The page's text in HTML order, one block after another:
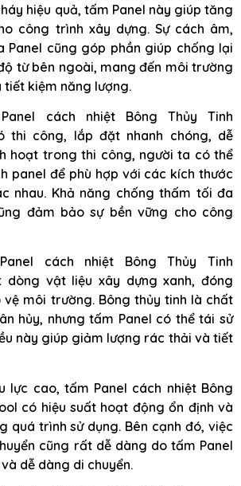
hiệu quả, tấm Panel này giúp tăng
công trình xây dựng. Sự cách âm,
Panel cũng góp phần giúp chống lại
từ bên ngoài, mang đến môi trường
kiệm năng lượng.
cách nhiệt Bông Thủy Tinh
thi công, lắp đặt nhanh chóng, dễ
hoạt trong thi công, người ta có thể
panel để phù hợp với các kích thước
nhau. Khả năng chống thấm tối đa
đảm bảo sự bền vững cho công
cách nhiệt Bông Thủy Tinh
dòng vật liệu xây dựng xanh, đóng
môi trường. Bông thủy tinh là chất
hủy, nhưng tấm Panel có thể tái sử
này giúp giảm lượng rác thải và tiết
lực cao, tấm Panel cách nhiệt Bông
có hiệu suất hoạt động ổn định và
quá trình sử dụng. Bên cạnh đó, việc
cũng rất dễ dàng do tấm Panel
dễ dàng di chuyển.